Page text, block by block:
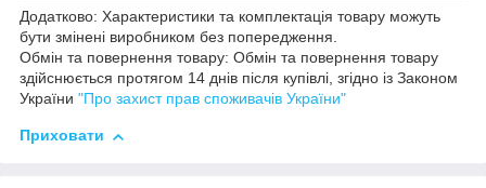
Додатково: Характеристики та комплектація товару можуть
бути змінені виробником без попередження.
Обмін та повернення товару: Обмін та повернення товару
здійснюється протягом 14 днів після купівлі, згідно із Законом
України "Про захист прав споживачів України"
Приховати